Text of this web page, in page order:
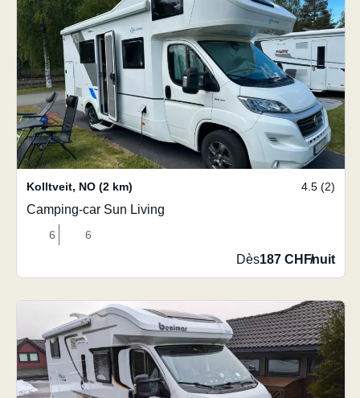
Kolltveit, NO (2 km) 4.5 (2)
Camping-car Sun Living
6 6
Dès187 CHF/nuit